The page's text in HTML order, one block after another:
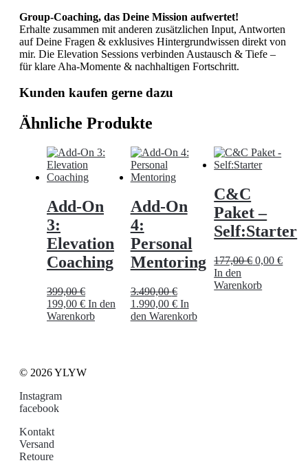
Group-Coaching, das Deine Mission aufwertet!
Erhalte zusammen mit anderen zusätzlichen Input, Antworten
auf Deine Fragen & exklusives Hintergrundwissen direkt von
mir. Die Elevation Sessions verbinden Austausch & Tiefe –
für klare Aha-Momente & nachhaltigen Fortschritt.
Kunden kaufen gerne dazu
Ähnliche Produkte
Add-On
3:
Elevation
Coaching
399,00€
Ursprünglicher
Preis
199,00 €Aktueller
Preis
In den
Warenkorb
Add-On
4:
Personal
Mentoring
3.490,00€
Ursprünglicher
Preis
1.990,00 €Aktueller
Preis
In
den Warenkorb
C&C
Paket –
Self:Starter
177,00€
war:
0,00€
In den
Warenkorb
© 2026 YLYW
Instagram
facebook
Kontakt
Versand
Retoure